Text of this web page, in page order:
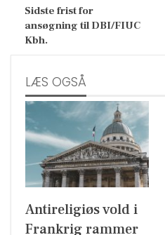
Sidste frist for
ansøgning til DBI/FIUC
Kbh.
LÆS OGSÅ
Antireligiøs vold i
Frankrig rammer